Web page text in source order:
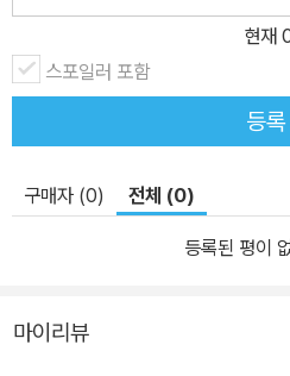
현재
스포일러 포함
등록
구매자 (0) 전체 (0)
등록된 평이
마이리뷰